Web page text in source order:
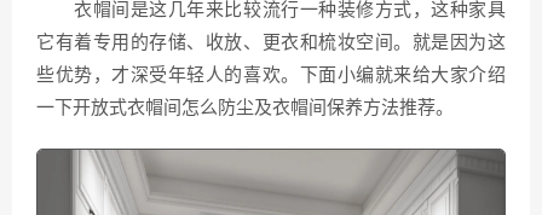
衣帽间是这几年来比较流行一种装修方式，这种家具
它有着专用的存储、收放、更衣和梳妆空间。就是因为这
些优势，才深受年轻人的喜欢。下面小编就来给大家介绍
一下开放式衣帽间怎么防尘及衣帽间保养方法推荐。